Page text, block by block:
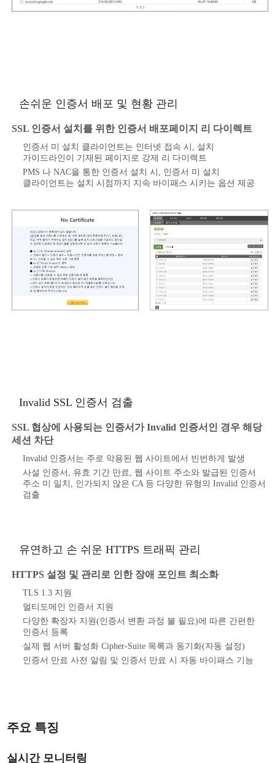
손쉬운 인증서 배포 및 현황 관리
SSL 인증서 설치를 위한 인증서 배포페이지 리 다이렉트
인증서 미 설치 클라이언트는 인터넷 접속 시, 설치
가이드라인이 기재된 페이지로 강제 리 다이렉트
PMS 나 NAC을 통한 인증서 설치 시, 인증서 미 설치
클라이언트는 설치 시점까지 지속 바이패스 시키는 옵션 제공
Invalid SSL 인증서 검출
SSL 협상에 사용되는 인증서가 Invalid 인증서인 경우 해당
세션 차단
Invalid 인증서는 주로 악용된 웹 사이트에서 빈번하게 발생
사설 인증서, 유효 기간 만료, 웹 사이트 주소와 발급된 인증서
주소 미 일치, 인가되지 않은 CA 등 다양한 유형의 Invalid 인증서
검출
유연하고 손 쉬운 HTTPS 트래픽 관리
HTTPS 설정 및 관리로 인한 장애 포인트 최소화
TLS 1.3 지원
멀티도메인 인증서 지원
다양한 확장자 지원(인증서 변환 과정 불 필요)에 따른 간편한
인증서 등록
실제 웹 서버 활성화 Cipher-Suite 목록과 동기화(자동 설정)
인증서 만료 사전 알림 및 인증서 만료 시 자동 바이패스 기능
주요 특징
실시간 모니터링